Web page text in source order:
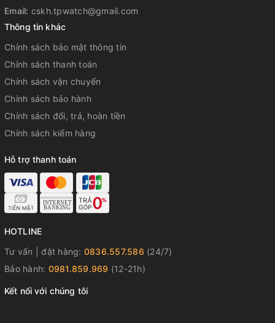
Email: cskh.tpwatch@gmail.com
Thông tin khác
Chính sách bảo mật thông tin
Chính sách thanh toán
Chính sách vận chuyển
Chính sách bảo hành
Chính sách đổi, trả, hoàn tiền
Chính sách kiểm hàng
Hỗ trợ thanh toán
HOTLINE
Tư vấn | đặt hàng: 0836.557.586 (24/7)
Bảo hành: 0981.859.969 (12-21h)
Kết nối với chúng tôi